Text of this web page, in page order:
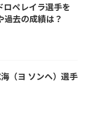
ロペレイラ選手を
去の成績は？
（ヨ ソンヘ）選手